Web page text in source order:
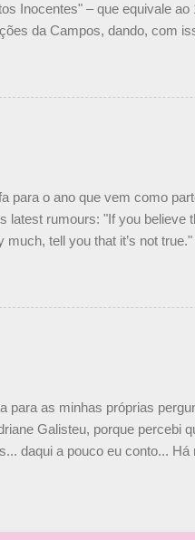
Inocentes" – que equivale ao
da Campos, dando, com
não será o companheiro de
admitiu Audetto. “Mas depois
dizendo ainda que não tem
para o ano que vem como
rumours: "If you believe
tell you that it’s not
it like to have Kimi as a team
Formula 1 (@F1) October 8,
para as minhas próprias
Galisteu, porque percebi
daqui a pouco eu conto... Há
porque todos